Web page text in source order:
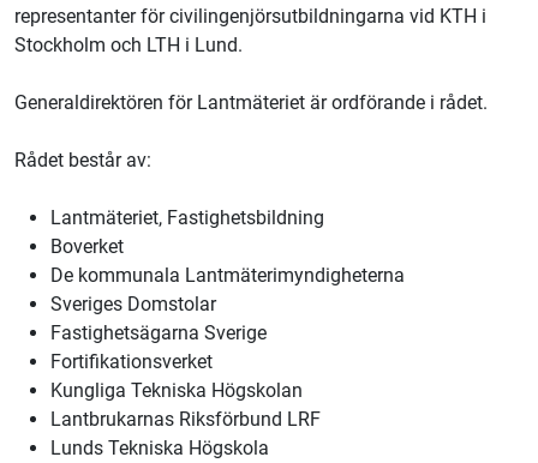
representanter för civilingenjörsutbildningarna vid KTH i
Stockholm och LTH i Lund.
Generaldirektören för Lantmäteriet är ordförande i rådet.
Rådet består av:
Lantmäteriet, Fastighetsbildning
Boverket
De kommunala Lantmäterimyndigheterna
Sveriges Domstolar
Fastighetsägarna Sverige
Fortifikationsverket
Kungliga Tekniska Högskolan
Lantbrukarnas Riksförbund LRF
Lunds Tekniska Högskola